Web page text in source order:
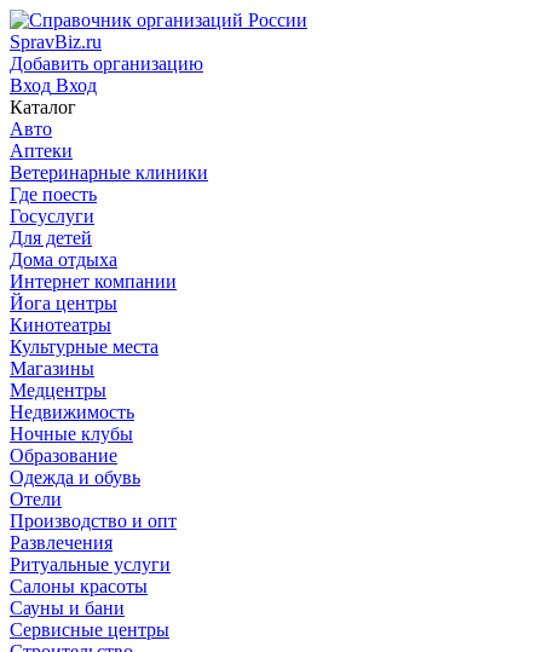
SpravBiz.ru
Добавить организацию
Вход Вход
Каталог
Авто
Аптеки
Ветеринарные клиники
Где поесть
Госуслуги
Для детей
Дома отдыха
Интернет компании
Йога центры
Кинотеатры
Культурные места
Магазины
Медцентры
Недвижимость
Ночные клубы
Образование
Одежда и обувь
Отели
Производство и опт
Развлечения
Ритуальные услуги
Салоны красоты
Сауны и бани
Сервисные центры